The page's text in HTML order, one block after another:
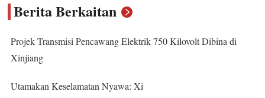
Berita Berkaitan
Projek Transmisi Pencawang Elektrik 750 Kilovolt Dibina di
Xinjiang
Utamakan Keselamatan Nyawa: Xi